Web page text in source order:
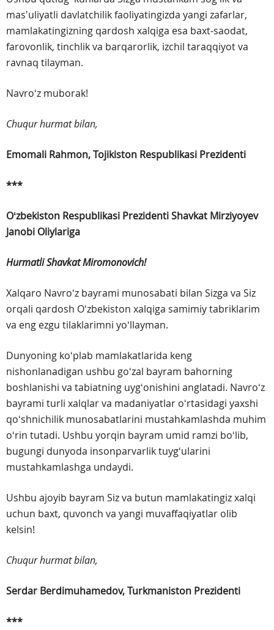
masʼuliyatli davlatchilik faoliyatingizda yangi zafarlar,
mamlakatingizning qardosh xalqiga esa baxt-saodat,
farovonlik, tinchlik va barqarorlik, izchil taraqqiyot va
ravnaq tilayman.
Navroʻz muborak!
Chuqur hurmat bilan,
Emomali Rahmon,Tojikiston Respublikasi Prezidenti
***
Oʻzbekiston Respublikasi PrezidentiShavkat Mirziyoyev
Janobi Oliylariga
Hurmatli Shavkat Miromonovich!
Xalqaro Navroʻz bayrami munosabati bilan Sizga va Siz
orqali qardosh Oʻzbekiston xalqiga samimiy tabriklarim
va eng ezgu tilaklarimni yoʻllayman.
Dunyoning koʻplab mamlakatlarida keng
nishonlanadigan ushbu goʻzal bayram bahorning
boshlanishi va tabiatning uygʻonishini anglatadi. Navroʻz
bayrami turli xalqlar va madaniyatlar oʻrtasidagi yaxshi
qoʻshnichilik munosabatlarini mustahkamlashda muhim
oʻrin tutadi. Ushbu yorqin bayram umid ramzi boʻlib,
bugungi dunyoda insonparvarlik tuygʻularini
mustahkamlashga undaydi.
Ushbu ajoyib bayram Siz va butun mamlakatingiz xalqi
uchun baxt, quvonch va yangi muvaffaqiyatlar olib
kelsin!
Chuqur hurmat bilan,
Serdar Berdimuhamedov,Turkmaniston Prezidenti
***